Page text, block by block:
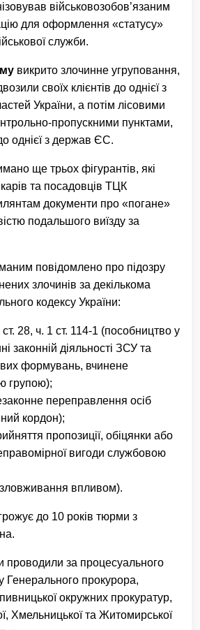
військовозобов’язаним
для оформлення «статусу»
служби.
викрито злочинне угруповання,
своїх клієнтів до однієї з
України, а потім лісовими
пропускними пунктами,
однієї з держав ЄС.
ще трьох фігурантів, які
та посадовців ТЦК
документи про «погане»
подальшого виїзду за
повідомлено про підозру
злочинів за декількома
кодексу України:
ст. 28, ч. 1 ст. 114-1 (пособництво у
законній діяльності ЗСУ та
формувань, вчинене
групою);
переправлення осіб
кордон);
пропозиції, обіцянки або
вигоди службовою
впливом).
до 10 років тюрми з
проводили за процесуального
Генерального прокурора,
окружних прокуратур,
Хмельницької та Житомирської